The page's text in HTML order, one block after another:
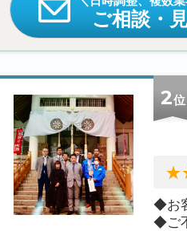
ご相談・
2位
◆お
◆ご